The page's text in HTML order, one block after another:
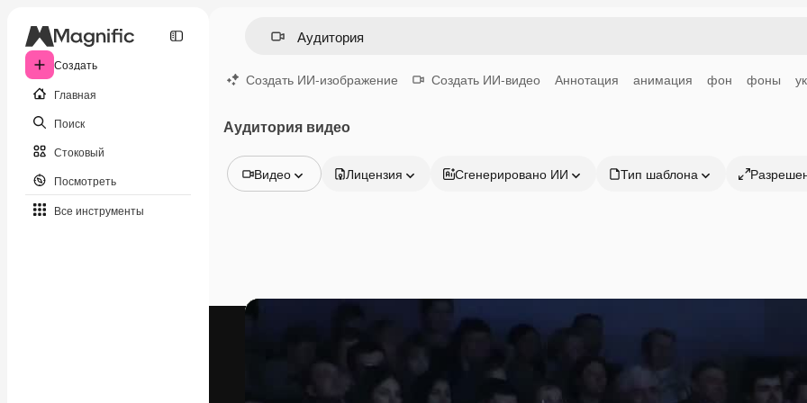
Создать
Главная
Поиск
Стоковый
Посмотреть
Все инструменты
Создать ИИ-изображение Создать ИИ-видео Аннотация анимация фон фоны
Аудитория видео
Видео
Видео
Лицензия Сгенерировано ИИ Тип шаблона
Продукция